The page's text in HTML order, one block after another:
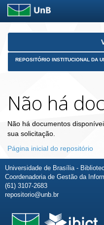
Skip
REPOSITÓRIO INSTITUCIONAL DA
Não há
Não há documentos
sua solicitação.
Página inicial do repositório
Universidade de Brasília -
Coordenadoria de Gestão da
(61) 3107-2683
repositorio@unb.br